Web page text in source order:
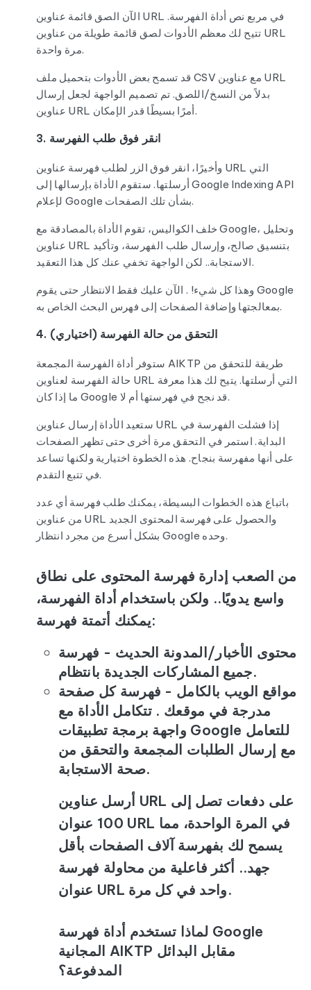
الآن الصق قائمة عناوين URL في مربع نص أداة الفهرسة.
تتيح لك معظم الأدوات لصق قائمة طويلة من عناوين URL
مرة واحدة.
قد تسمح بعض الأدوات بتحميل ملف CSV مع عناوين URL
بدلاً من النسخ/اللصق. تم تصميم الواجهة لجعل إرسال
عناوين URL أمرًا بسيطًا قدر الإمكان.
3. انقر فوق طلب الفهرسة
وأخيرًا، انقر فوق الزر لطلب فهرسة عناوين URL التي
أرسلتها. ستقوم الأداة بإرسالها إلى Google Indexing API
لإعلام Google بشأن تلك الصفحات.
خلف الكواليس، تقوم الأداة بالمصادقة مع Google، وتحليل
عناوين URL بتنسيق صالح، وإرسال طلب الفهرسة، وتأكيد
الاستجابة.. لكن الواجهة تخفي عنك كل هذا التعقيد.
وهذا كل شيء! . الآن عليك فقط الانتظار حتى يقوم Google
بمعالجتها وإضافة الصفحات إلى فهرس البحث الخاص به.
4. التحقق من حالة الفهرسة (اختياري)
ستوفر أداة الفهرسة المجمعة AIKTP طريقة للتحقق من
حالة الفهرسة لعناوين URL التي أرسلتها. يتيح لك هذا معرفة
ما إذا كان Google قد نجح في فهرستها أم لا.
ستعيد الأداة إرسال عناوين URL إذا فشلت الفهرسة في
البداية. استمر في التحقق مرة أخرى حتى تظهر الصفحات
على أنها مفهرسة بنجاح. هذه الخطوة اختيارية ولكنها تساعد
في تتبع التقدم.
باتباع هذه الخطوات البسيطة، يمكنك طلب فهرسة أي عدد
من عناوين URL والحصول على فهرسة المحتوى الجديد
بشكل أسرع من مجرد انتظار Google وحده.
من الصعب إدارة فهرسة المحتوى على نطاق
واسع يدويًا.. ولكن باستخدام أداة الفهرسة،
يمكنك أتمتة فهرسة:
محتوى الأخبار/المدونة الحديث - فهرسة
جميع المشاركات الجديدة بانتظام.
مواقع الويب بالكامل - فهرسة كل صفحة
مدرجة في موقعك . تتكامل الأداة مع
واجهة برمجة تطبيقات Google للتعامل
مع إرسال الطلبات المجمعة والتحقق من
صحة الاستجابة.
أرسل عناوين URL على دفعات تصل إلى
100 عنوان URL في المرة الواحدة، مما
يسمح لك بفهرسة آلاف الصفحات بأقل
جهد.. أكثر فاعلية من محاولة فهرسة
عنوان URL واحد في كل مرة.
لماذا تستخدم أداة فهرسة Google
المجانية AIKTP مقابل البدائل
المدفوعة؟